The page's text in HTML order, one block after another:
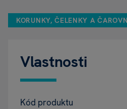
KORUNKY, ČELENKY A
Vlastnosti
Kód produktu